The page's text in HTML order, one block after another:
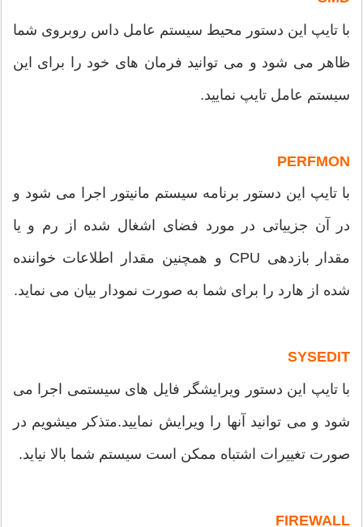
با تایپ این دستور محیط سیستم عامل داس روبروی شما
ظاهر می شود و می توانید فرمان های خود را برای این
سیستم عامل تایپ نمایید.
PERFMON
با تایپ این دستور برنامه سیستم مانیتور اجرا می شود و
در آن جزییاتی در مورد فضای اشغال شده از رم و یا
مقدار بازدهی CPU و همچنین مقدار اطلاعات خواننده
شده از هارد را برای شما به صورت نمودار بیان می نماید.
SYSEDIT
با تایپ این دستور ویرایشگر فایل های سیستمی اجرا می
شود و می توانید آنها را ویرایش نمایید.متذکر میشویم در
صورت تغییرات اشتباه ممکن است سیستم شما بالا نیاید.
FIREWALL